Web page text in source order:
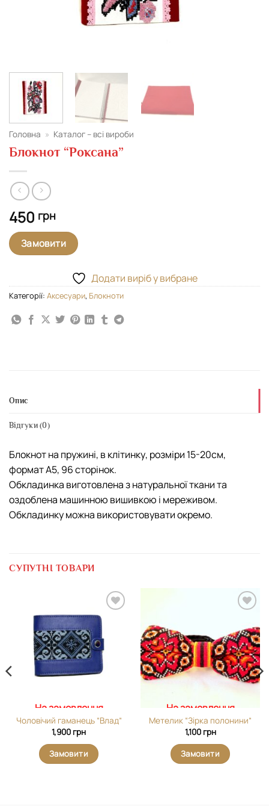
Головна » Каталог – всі вироби
Блокнот “Роксана”
450 грн
Замовити
Додати виріб у вибране
Категорії: Аксесуари, Блокноти
Опис
Відгуки (0)
Блокнот на пружині, в клітинку, розміри 15-20см,
формат А5, 96 сторінок.
Обкладинка виготовлена з натуральної ткани та
оздоблена машинною вишивкою і мереживом.
Обкладинку можна використовувати окремо.
СУПУТНІ ТОВАРИ
Додати
виріб у
На замовлення
Чоловічий гаманець “Влад”
1,900 грн
Замовити
виріб у
вибране
На замовлення
Метелик “Зірка полонини”
1,100 грн
Замовити